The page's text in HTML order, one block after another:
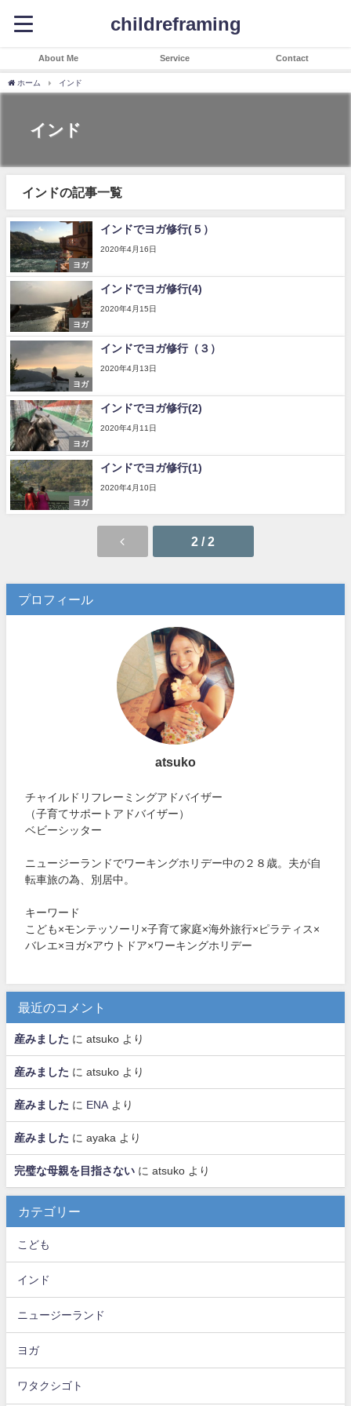
childreframing
About Me Service Contact
ホーム インド
インド
インドの記事一覧
ヨガ
インドでヨガ修行(５）
2020年4月16日
ヨガ
インドでヨガ修行(4)
2020年4月15日
ヨガ
インドでヨガ修行（３）
2020年4月13日
ヨガ
インドでヨガ修行(2)
2020年4月11日
ヨガ
インドでヨガ修行(1)
2020年4月10日
2 / 2
プロフィール
atsuko
チャイルドリフレーミングアドバイザー
（子育てサポートアドバイザー）
ベビーシッター
ニュージーランドでワーキングホリデー中の２８歳。夫が自
転車旅の為、別居中。
キーワード
こども×モンテッソーリ×子育て家庭×海外旅行×ピラティス×
バレエ×ヨガ×アウトドア×ワーキングホリデー
最近のコメント
産みました に atsuko より
産みました に atsuko より
産みました に ENA より
産みました に ayaka より
完璧な母親を目指さない に atsuko より
カテゴリー
こども
インド
ニュージーランド
ヨガ
ワタクシゴト